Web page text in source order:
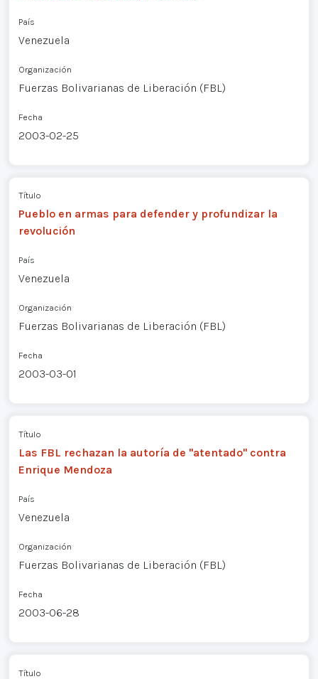
País
Venezuela
Organización
Fuerzas Bolivarianas de Liberación (FBL)
Fecha
2003-02-25
Título
Pueblo en armas para defender y profundizar la
revolución
País
Venezuela
Organización
Fuerzas Bolivarianas de Liberación (FBL)
Fecha
2003-03-01
Título
Las FBL rechazan la autoría de "atentado" contra
Enrique Mendoza
País
Venezuela
Organización
Fuerzas Bolivarianas de Liberación (FBL)
Fecha
2003-06-28
Título